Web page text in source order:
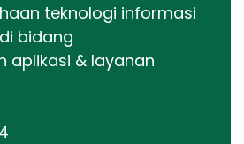
teknologi informasi
bidang
aplikasi & layanan